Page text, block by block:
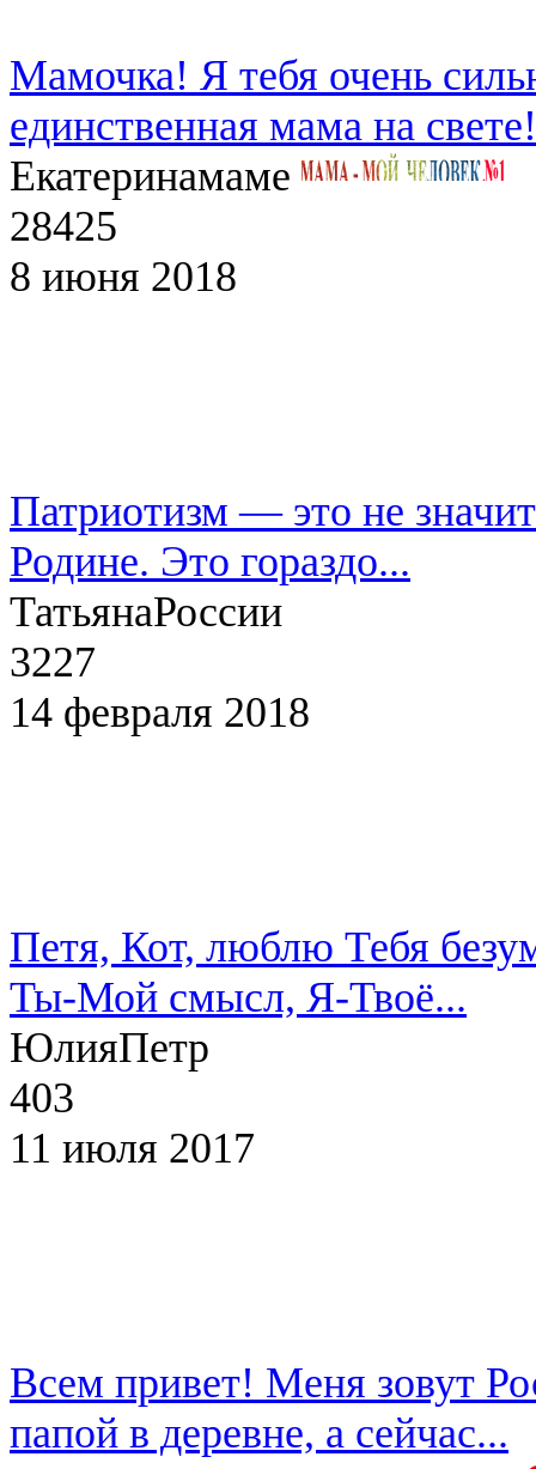
Мамочка! Я тебя очень
единственная мама на
Екатеринамаме
28425
8 июня 2018
Патриотизм — это не
Родине. Это гораздо...
ТатьянаРоссии
3227
14 февраля 2018
Петя, Кот, люблю Тебя
Ты-Мой смысл, Я-Твоё...
ЮлияПетр
403
11 июля 2017
Всем привет! Меня зовут
папой в деревне, а сейчас...